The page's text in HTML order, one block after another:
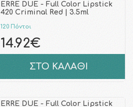
ERRE DUE - Full Color Lipstick
420 Criminal Red | 3.5ml
120 Πόντοι
14.92€
ΣΤΟ ΚΑΛΑΘΙ
ERRE DUE - Full Color Lipstick